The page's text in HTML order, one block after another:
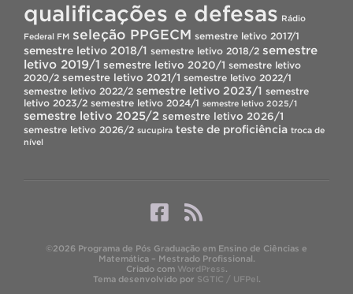
qualificações e defesas Rádio
Federal FM seleção PPGECM semestre letivo 2017/1
semestre letivo 2018/1 semestre letivo 2018/2 semestre
letivo 2019/1 semestre letivo 2020/1 semestre letivo
2020/2 semestre letivo 2021/1 semestre letivo 2022/1
semestre letivo 2022/2 semestre letivo 2023/1 semestre
letivo 2023/2 semestre letivo 2024/1 semestre letivo 2025/1
semestre letivo 2025/2 semestre letivo 2026/1
semestre letivo 2026/2 sucupira teste de proficiência troca de
nível
©2026 Programa de Pós Graduação em Ensino de Ciências e
Matemática – Mestrado Profissional.
Criado com WordPress.
Tema desenvolvido por SGTIC / UFPel.